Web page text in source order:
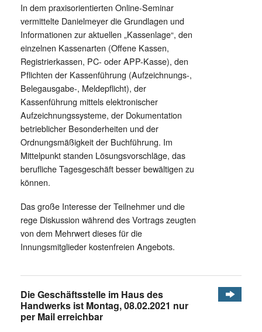
In dem praxisorientierten Online-Seminar
vermittelte Danielmeyer die Grundlagen und
Informationen zur aktuellen „Kassenlage“, den
einzelnen Kassenarten (Offene Kassen,
Registrierkassen, PC- oder APP-Kasse), den
Pflichten der Kassenführung (Aufzeichnungs-,
Belegausgabe-, Meldepflicht), der
Kassenführung mittels elektronischer
Aufzeichnungssysteme, der Dokumentation
betrieblicher Besonderheiten und der
Ordnungsmäßigkeit der Buchführung. Im
Mittelpunkt standen Lösungsvorschläge, das
berufliche Tagesgeschäft besser bewältigen zu
können.
Das große Interesse der Teilnehmer und die
rege Diskussion während des Vortrags zeugten
von dem Mehrwert dieses für die
Innungsmitglieder kostenfreien Angebots.
Die Geschäftsstelle im Haus des
Handwerks ist Montag, 08.02.2021 nur
per Mail erreichbar